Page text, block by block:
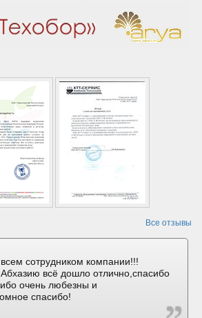
Все отзывы
сотрудником компании!!!
всё дошло отлично,спасибо
очень любезны и
спасибо!